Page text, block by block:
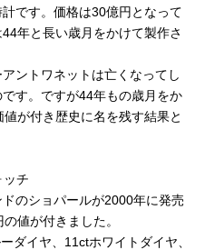
です。価格は30億円となって
年と長い歳月をかけて製作さ
ントワネットは亡くなってし
す。ですが44年もの歳月をか
が付き歴史に名を残す結果と
チ
のショパールが2000年に発売
値が付きました。
ダイヤ、11ctホワイトダイヤ、